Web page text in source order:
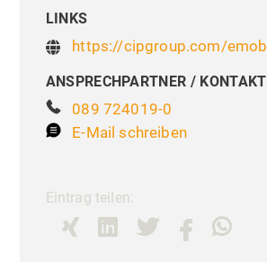
LINKS
https://cipgroup.com/
ANSPRECHPARTNER / KONTAKT
089 724019-0
E-Mail schreiben
Eintrag teilen: